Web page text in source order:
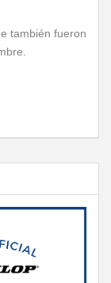
también fueron